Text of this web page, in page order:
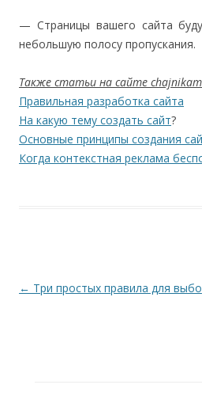
— Страницы вашего сайта
небольшую полосу пропускания.
Также статьи на сайте
Правильная разработка сайта
На какую тему создать сайт?
Основные принципы создания
Когда контекстная реклама
Навигация по записям
← Три простых правила для